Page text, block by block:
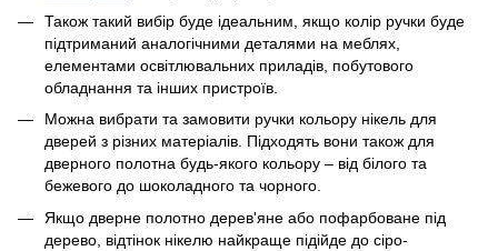
Також такий вибір буде ідеальним, якщо колір ручки буде
підтриманий аналогічними деталями на меблях,
елементами освітлювальних приладів, побутового
обладнання та інших пристроїв.
Можна вибрати та замовити ручки кольору нікель для
дверей з різних матеріалів. Підходять вони також для
дверного полотна будь-якого кольору – від білого та
бежевого до шоколадного та чорного.
Якщо дверне полотно дерев'яне або пофарбоване під
дерево, відтінок нікелю найкраще підійде до сіро-